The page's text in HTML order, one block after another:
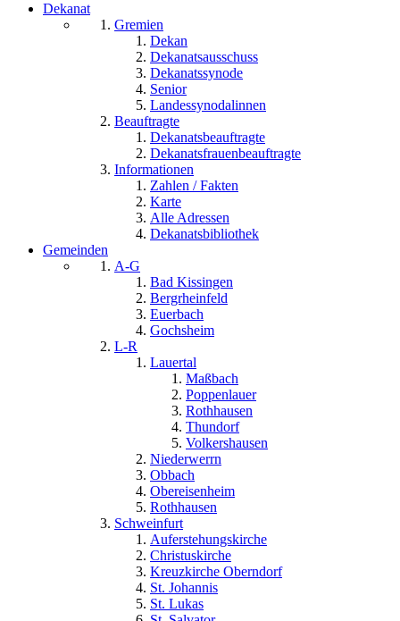
Dekanat
Gremien
Dekan
Dekanatsausschuss
Dekanatssynode
Senior
Landessynodalinnen
Beauftragte
Dekanatsbeauftragte
Dekanatsfrauenbeauftragte
Informationen
Zahlen / Fakten
Karte
Alle Adressen
Dekanatsbibliothek
Gemeinden
A-G
Bad Kissingen
Bergrheinfeld
Euerbach
Gochsheim
L-R
Lauertal
Maßbach
Poppenlauer
Rothhausen
Thundorf
Volkershausen
Niederwerrn
Obbach
Obereisenheim
Rothhausen
Schweinfurt
Auferstehungskirche
Christuskirche
Kreuzkirche Oberndorf
St. Johannis
St. Lukas